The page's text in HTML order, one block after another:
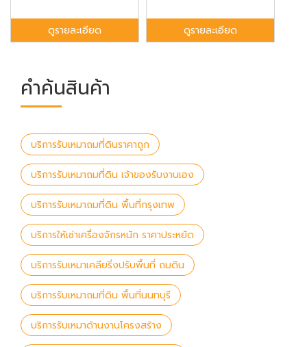
ดูรายละเอียด ดูรายละเอียด
คำค้นสินค้า
บริการรับเหมาถมที่ดินราคาถูก
บริการรับเหมาถมที่ดิน เจ้าของรับงานเอง
บริการรับเหมาถมที่ดิน พื้นที่กรุงเทพ
บริการให้เช่าเครื่องจักรหนัก ราคาประหยัด
บริการรับเหมาเคลียริ่งปรับพื้นที่ ถมดิน
บริการรับเหมาถมที่ดิน พื้นที่นนทบุรี
บริการรับเหมาด้านงานโครงสร้าง